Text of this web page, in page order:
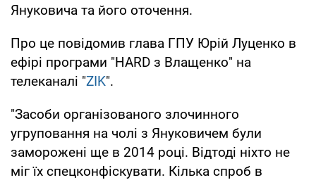
Януковича та його оточення.
Про це повідомив глава ГПУ Юрій Луценко в
ефірі програми "HARD з Влащенко" на
телеканалі "ZIK".
"Засоби організованого злочинного
угруповання на чолі з Януковичем були
заморожені ще в 2014 році. Відтоді ніхто не
міг їх спецконфіскувати. Кілька спроб в